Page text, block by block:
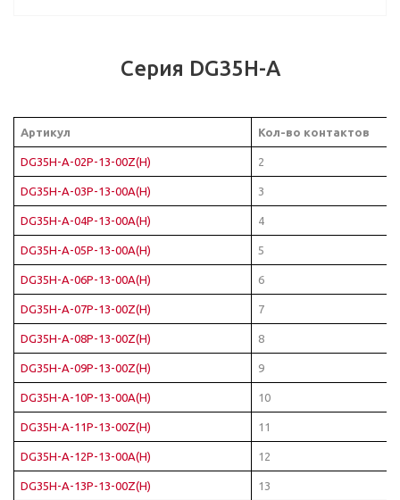
Серия DG35H-A
Артикул Кол-во контактов
DG35H-A-02P-13-00Z(H) 2
DG35H-A-03P-13-00A(H) 3
DG35H-A-04P-13-00A(H) 4
DG35H-A-05P-13-00A(H) 5
DG35H-A-06P-13-00A(H) 6
DG35H-A-07P-13-00Z(H) 7
DG35H-A-08P-13-00Z(H) 8
DG35H-A-09P-13-00Z(H) 9
DG35H-A-10P-13-00A(H) 10
DG35H-A-11P-13-00Z(H) 11
DG35H-A-12P-13-00A(H) 12
DG35H-A-13P-13-00Z(H) 13